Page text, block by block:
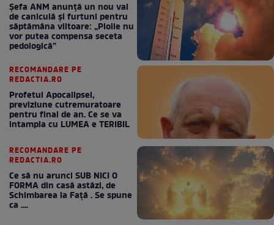
Șefa ANM anunță un nou val
de caniculă și furtuni pentru
săptămâna viitoare: „Ploile nu
vor putea compensa seceta
pedologică”
RECOMANDARE PE
REDACTIA.RO
Profetul Apocalipsei,
previziune cutremuratoare
pentru final de an. Ce se va
intampla cu LUMEA e TERIBIL
RECOMANDARE PE
REDACTIA.RO
Ce să nu arunci SUB NICI O
FORMA din casă astăzi, de
Schimbarea la Față . Se spune
ca ....